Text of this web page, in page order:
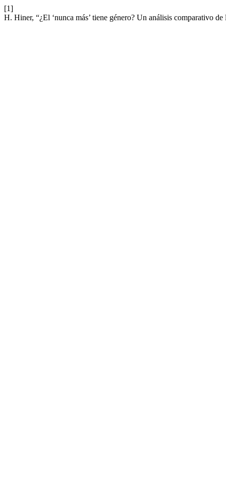
[1]
H. Hiner, “¿El ‘nunca más’ tiene género? Un análisis comparativo